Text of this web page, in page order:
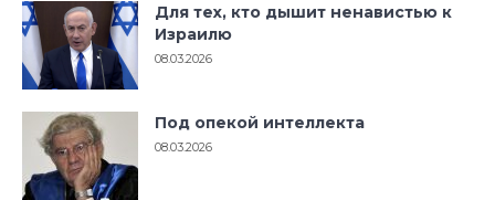
Для тех, кто дышит ненавистью к
Израилю
08.03.2026
Под опекой интеллекта
08.03.2026